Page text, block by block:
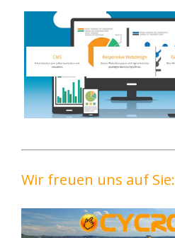
Wir freuen uns auf Sie: